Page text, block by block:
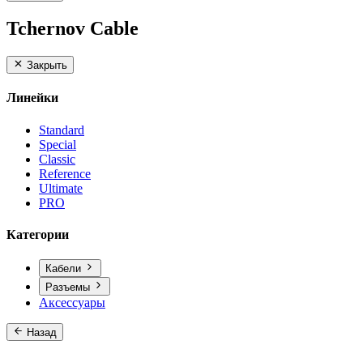
Tchernov Cable
Закрыть
Линейки
Standard
Special
Classic
Reference
Ultimate
PRO
Категории
Кабели
Разъемы
Аксессуары
Назад